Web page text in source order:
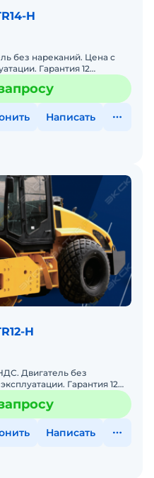
H
без нареканий. Цена с
Гарантия 12
Заводская гарантия. По
Написать
H
Двигатель без
Гарантия 12
Заводская гарантия. По
Написать